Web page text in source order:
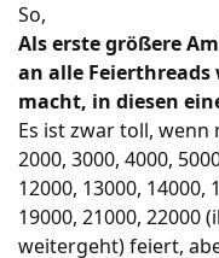
r
t
e
r
So,
Als erste größere
an alle Feierthreads
macht, in diesen
Es ist zwar toll, wenn
2000, 3000, 4000,
12000, 13000, 14000,
19000, 21000, 22000
weitergeht) feiert,